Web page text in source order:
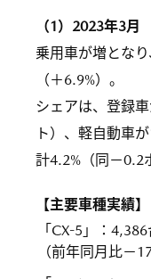
（1）2023年3月
乗用車が増とな
（＋6.9%）。
シェアは、登録
ト）、軽自動車
計4.2%（同－0.2
【主要車種実績】
「CX-5」
： 4,386
（前年同月比－